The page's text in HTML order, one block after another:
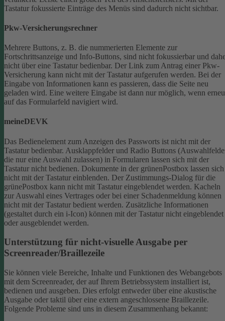
Tastatur fokussierte Einträge des Menüs sind dadurch nicht sichtbar.
Pkw-Versicherungsrechner
Mehrere Buttons, z. B. die nummerierten Elemente zur
Fortschrittsanzeige und Info-Buttons, sind nicht fokussierbar und
nicht über eine Tastatur bedienbar. Der Link zum Antrag einer Pkw-
Versicherung kann nicht mit der Tastatur aufgerufen werden. Bei der
Eingabe von Informationen kann es passieren, dass die Seite neu
geladen wird. Eine weitere Eingabe ist dann nur möglich, wenn
auf das Formularfeld navigiert wird.
meineDEVK
Das Bedienelement zum Anzeigen des Passworts ist nicht mit der
Tastatur bedienbar. Ausklappfelder und Radio Buttons
die nur eine Auswahl zulassen) in Formularen lassen sich mit der
Tastatur nicht bedienen. Dokumente in der grünenPostbox lassen sich
nicht mit der Tastatur einblenden. Der Zustimmungs-Dialog für die
grünePostbox kann nicht mit Tastatur eingeblendet werden. Kacheln
zur Auswahl eines Vertrages oder bei einer Schadenmeldung können
nicht mit der Tastatur bedient werden. Zusätzliche Informationen
(gestaltet durch ein i-Icon) können mit der Tastatur nicht eingeblendet
oder ausgeblendet werden.
Unterstützung für nicht-visuelle Ausgabe per
Screenreader/Braillezeile
Sie können viele Bereiche, Inhalte und Funktionen des Webangebots
mit dem Screenreader, der auf Ihrem Betriebssystem installiert ist,
bedienen und ausgeben. Dies erfolgt entweder über eine akustische
Ausgabe oder taktil über eine extern angeschlossene Braillezeile.
Folgende Probleme sind uns in diesem Zusammenhang bekannt: